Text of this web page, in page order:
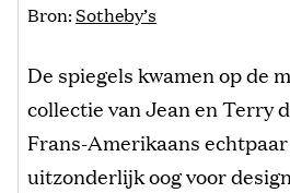
Bron:Sotheby’s
De spiegels kwamen op de
collectie van Jean en Terry
Frans-Amerikaans
uitzonderlijk oog voor